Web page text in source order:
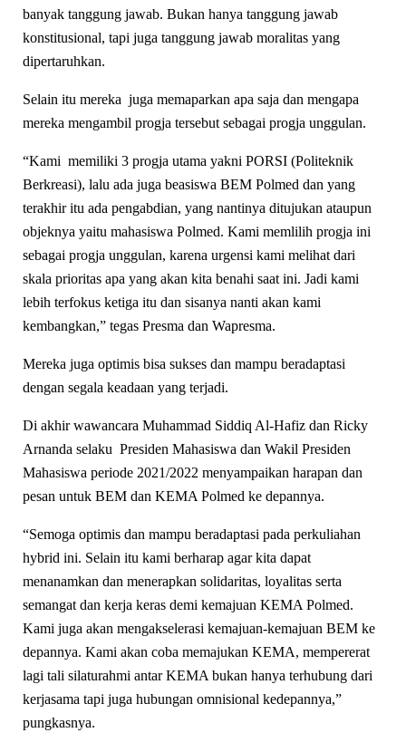
banyak tanggung jawab. Bukan hanya tanggung jawab
konstitusional, tapi juga tanggung jawab moralitas yang
dipertaruhkan.
Selain itu mereka juga memaparkan apa saja dan mengapa
mereka mengambil progja tersebut sebagai progja unggulan.
“Kami memiliki 3 progja utama yakni PORSI (Politeknik
Berkreasi), lalu ada juga beasiswa BEM Polmed dan yang
terakhir itu ada pengabdian, yang nantinya ditujukan ataupun
objeknya yaitu mahasiswa Polmed. Kami memlilih progja ini
sebagai progja unggulan, karena urgensi kami melihat dari
skala prioritas apa yang akan kita benahi saat ini. Jadi kami
lebih terfokus ketiga itu dan sisanya nanti akan kami
kembangkan,” tegas Presma dan Wapresma.
Mereka juga optimis bisa sukses dan mampu beradaptasi
dengan segala keadaan yang terjadi.
Di akhir wawancara Muhammad Siddiq Al-Hafiz dan Ricky
Arnanda selaku Presiden Mahasiswa dan Wakil Presiden
Mahasiswa periode 2021/2022 menyampaikan harapan dan
pesan untuk BEM dan KEMA Polmed ke depannya.
“Semoga optimis dan mampu beradaptasi pada perkuliahan
hybrid ini. Selain itu kami berharap agar kita dapat
menanamkan dan menerapkan solidaritas, loyalitas serta
semangat dan kerja keras demi kemajuan KEMA Polmed.
Kami juga akan mengakselerasi kemajuan-kemajuan BEM ke
depannya. Kami akan coba memajukan KEMA, mempererat
lagi tali silaturahmi antar KEMA bukan hanya terhubung dari
kerjasama tapi juga hubungan omnisional kedepannya,”
pungkasnya.